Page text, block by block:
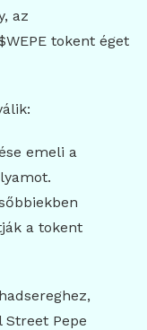
az
tokent éget
emeli a
a tokent
Pepe